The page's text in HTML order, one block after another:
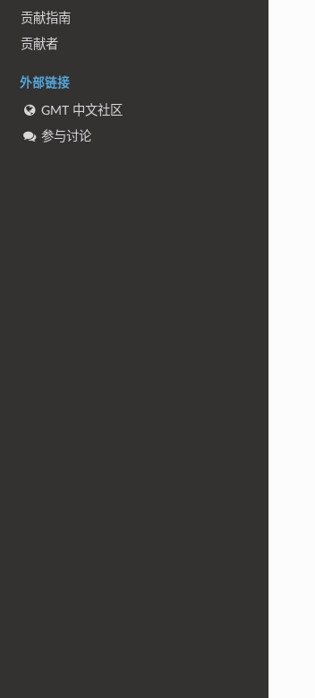
贡献指南
贡献者
外部链接
GMT 中文社区
参与讨论